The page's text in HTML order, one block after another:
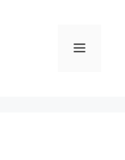
Menu